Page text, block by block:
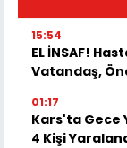
15:54
EL İNSAF!
Vatandaş,
01:17
Kars'ta Gece
4 Kişi